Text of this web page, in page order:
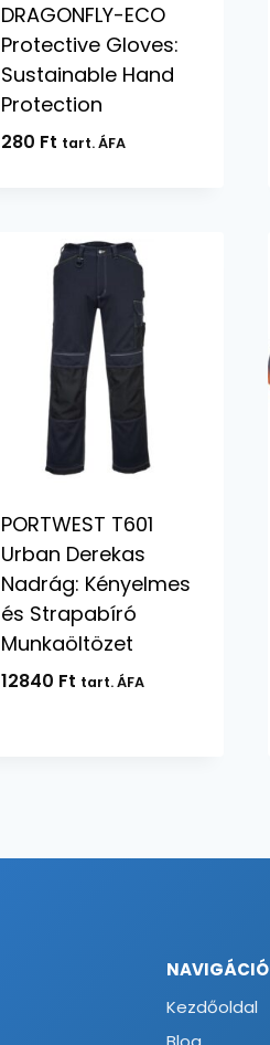
DRAGONFLY-ECO
Protective Gloves:
Sustainable Hand
Protection
280 Ft tart. ÁFA
PORTWEST T601
Urban Derekas
Nadrág: Kényelmes
és Strapabíró
Munkaöltözet
12840 Ft tart. ÁFA
NAVIGÁCIÓ
Kezdőoldal